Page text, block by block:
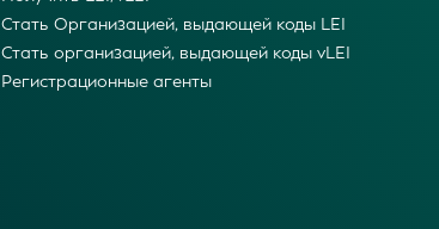
Стать Организацией, выдающей коды LEI
Стать организацией, выдающей коды vLEI
Регистрационные агенты